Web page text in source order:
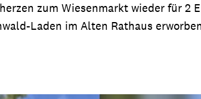
zum Wiesenmarkt wieder für 2
Laden im Alten Rathaus